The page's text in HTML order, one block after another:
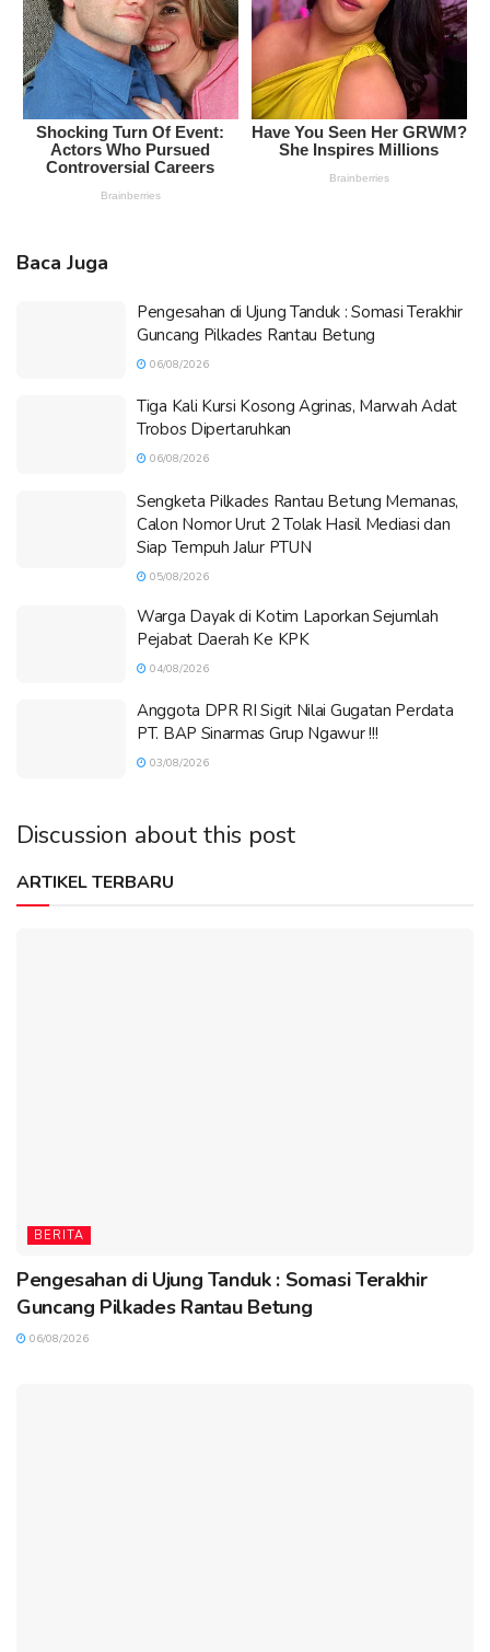
Baca Juga
Pengesahan di Ujung Tanduk : Somasi Terakhir
Guncang Pilkades Rantau Betung
06/08/2026
Tiga Kali Kursi Kosong Agrinas, Marwah Adat
Trobos Dipertaruhkan
06/08/2026
Sengketa Pilkades Rantau Betung Memanas,
Calon Nomor Urut 2 Tolak Hasil Mediasi dan
Siap Tempuh Jalur PTUN
05/08/2026
Warga Dayak di Kotim Laporkan Sejumlah
Pejabat Daerah Ke KPK
04/08/2026
Anggota DPR RI Sigit Nilai Gugatan Perdata
PT. BAP Sinarmas Grup Ngawur !!!
03/08/2026
Discussion about this post
ARTIKEL TERBARU
BERITA
Pengesahan di Ujung Tanduk : Somasi Terakhir
Guncang Pilkades Rantau Betung
06/08/2026